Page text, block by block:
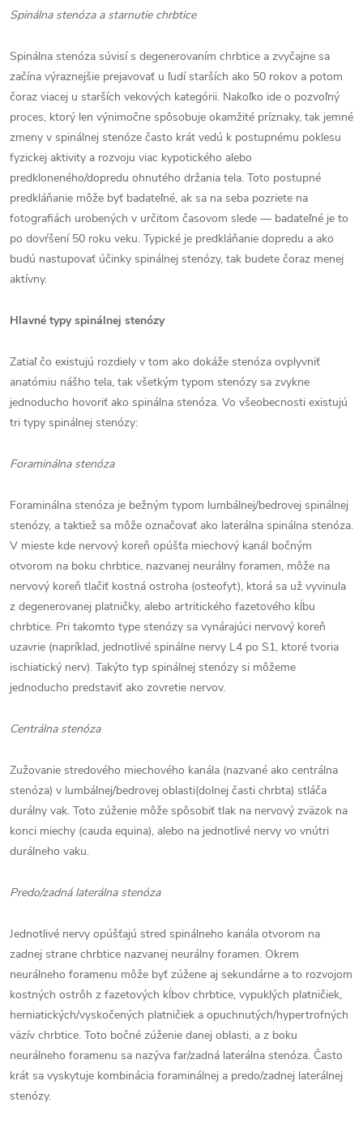
Spinálna stenóza a starnutie chrbtice
Spinálna stenóza súvisí s degenerovaním chrbtice a zvyčajne sa
začína výraznejšie prejavovať u ľudí starších ako 50 rokov a potom
čoraz viacej u starších vekových kategórii. Nakoľko ide o pozvoľný
proces, ktorý len výnimočne spôsobuje okamžité príznaky, tak jemné
zmeny v spinálnej stenóze často krát vedú k postupnému poklesu
fyzickej aktivity a rozvoju viac kypotického alebo
predkloneného/dopredu ohnutého držania tela. Toto postupné
predkláňanie môže byť badateľné, ak sa na seba pozriete na
fotografiách urobených v určitom časovom slede — badateľné je to
po dovŕšení 50 roku veku. Typické je predkláňanie dopredu a ako
budú nastupovať účinky spinálnej stenózy, tak budete čoraz menej
aktívny.
Hlavné typy spinálnej stenózy
Zatiaľ čo existujú rozdiely v tom ako dokáže stenóza ovplyvniť
anatómiu nášho tela, tak všetkým typom stenózy sa zvykne
jednoducho hovoriť ako spinálna stenóza. Vo všeobecnosti existujú
tri typy spinálnej stenózy:
Foraminálna stenóza
Foraminálna stenóza je bežným typom lumbálnej/bedrovej spinálnej
stenózy, a taktiež sa môže označovať ako laterálna spinálna stenóza.
V mieste kde nervový koreň opúšťa miechový kanál bočným
otvorom na boku chrbtice, nazvanej neurálny foramen, môže na
nervový koreň tlačiť kostná ostroha (osteofyt), ktorá sa už vyvinula
z degenerovanej platničky, alebo artritického fazetového kĺbu
chrbtice. Pri takomto type stenózy sa vynárajúci nervový koreň
uzavrie (napríklad, jednotlivé spinálne nervy L4 po S1, ktoré tvoria
ischiatický nerv). Takýto typ spinálnej stenózy si môžeme
jednoducho predstaviť ako zovretie nervov.
Centrálna stenóza
Zužovanie stredového miechového kanála (nazvané ako centrálna
stenóza) v lumbálnej/bedrovej oblasti(dolnej časti chrbta) stláča
durálny vak. Toto zúženie môže spôsobiť tlak na nervový zväzok na
konci miechy (cauda equina), alebo na jednotlivé nervy vo vnútri
durálneho vaku.
Predo/zadná laterálna stenóza
Jednotlivé nervy opúšťajú stred spinálneho kanála otvorom na
zadnej strane chrbtice nazvanej neurálny foramen. Okrem
neurálneho foramenu môže byť zúžene aj sekundárne a to rozvojom
kostných ostrôh z fazetových kĺbov chrbtice, vypuklých platničiek,
herniatických/vyskočených platničiek a opuchnutých/hypertrofných
väzív chrbtice. Toto bočné zúženie danej oblasti, a z boku
neurálneho foramenu sa nazýva far/zadná laterálna stenóza. Často
krát sa vyskytuje kombinácia foraminálnej a predo/zadnej laterálnej
stenózy.